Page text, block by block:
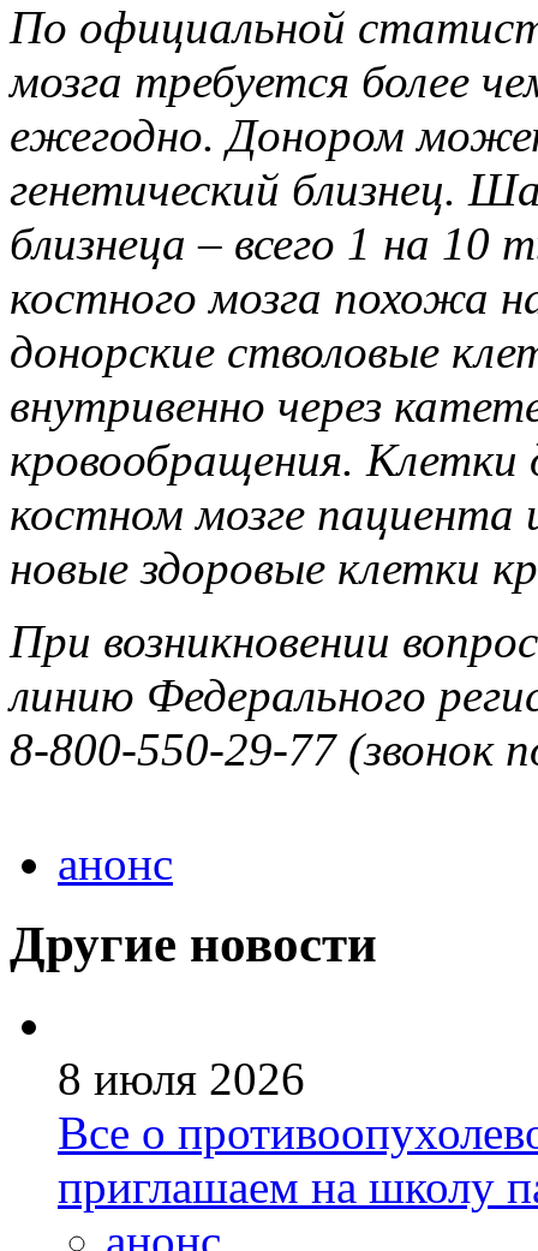
По официальной
мозга требуется более
ежегодно. Донором
генетический близнец.
близнеца – всего 1 на 10
костного мозга похожа
донорские стволовые
внутривенно через
кровообращения. Клетки
костном мозге
новые здоровые клетки
При возникновении
линию Федерального
8-800-550-29-77 (звонок
анонс
Другие новости
8 июля 2026
Все о
приглашаем на школу